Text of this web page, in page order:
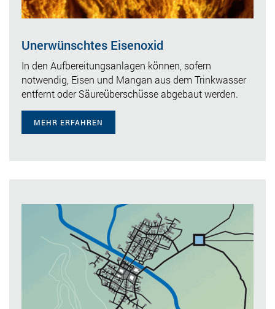
Unerwünschtes Eisenoxid
In den Aufbereitungsanlagen können, sofern
notwendig, Eisen und Mangan aus dem Trinkwasser
entfernt oder Säureüberschüsse abgebaut werden.
MEHR ERFAHREN